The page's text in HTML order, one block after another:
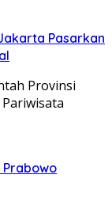
Pasarkan
Provinsi
Prabowo